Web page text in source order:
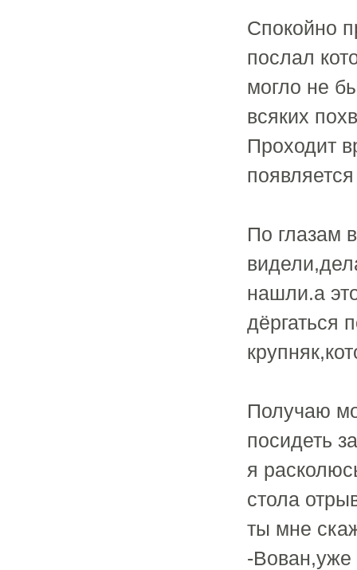
Спокойно
послал
могло не
всяких
Проходит
По глазам
нашли.а
дёргаться
Получаю
посидеть
я
стола
ты мне
-Вован,уже